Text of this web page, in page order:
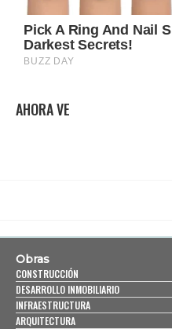
AHORA VE
Obras
CONSTRUCCIÓN
DESARROLLO INMOBILIARIO
INFRAESTRUCTURA
ARQUITECTURA